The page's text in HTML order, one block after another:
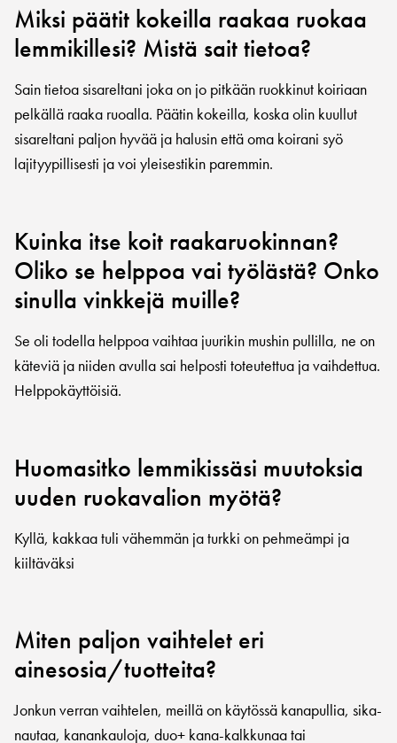
Miksi päätit kokeilla raakaa ruokaa
lemmikillesi? Mistä sait tietoa?
Sain tietoa sisareltani joka on jo pitkään ruokkinut koiriaan
pelkällä raaka ruoalla. Päätin kokeilla, koska olin kuullut
sisareltani paljon hyvää ja halusin että oma koirani syö
lajityypillisesti ja voi yleisestikin paremmin.
Kuinka itse koit raakaruokinnan?
Oliko se helppoa vai työlästä? Onko
sinulla vinkkejä muille?
Se oli todella helppoa vaihtaa juurikin mushin pullilla, ne on
käteviä ja niiden avulla sai helposti toteutettua ja vaihdettua.
Helppokäyttöisiä.
Huomasitko lemmikissäsi muutoksia
uuden ruokavalion myötä?
Kyllä, kakkaa tuli vähemmän ja turkki on pehmeämpi ja
kiiltäväksi
Miten paljon vaihtelet eri
ainesosia/tuotteita?
Jonkun verran vaihtelen, meillä on käytössä kanapullia, sika-
nautaa, kanankauloja, duo+ kana-kalkkunaa tai